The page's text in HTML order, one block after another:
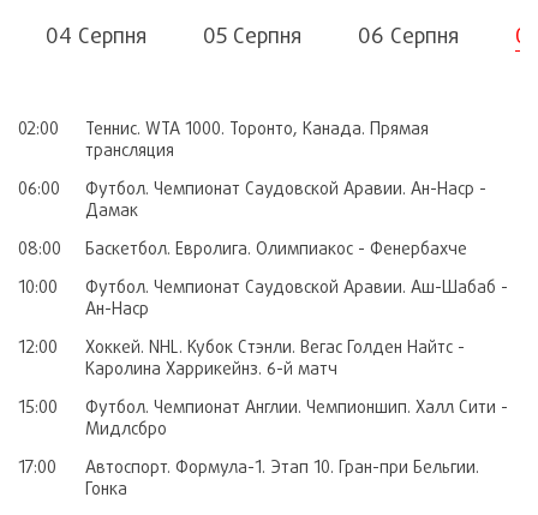
04 Серпня 05 Серпня 06 Серпня
02:00
Теннис. WTA 1000. Торонто, Канада. Прямая
трансляция
06:00
Футбол. Чемпионат Саудовской Аравии. Ан-Наср -
Дамак
08:00
Баскетбол. Евролига. Олимпиакос - Фенербахче
10:00
Футбол. Чемпионат Саудовской Аравии. Аш-Шабаб -
Ан-Наср
12:00
Хоккей. NHL. Кубок Стэнли. Вегас Голден Найтс -
Каролина Харрикейнз. 6-й матч
15:00
Футбол. Чемпионат Англии. Чемпионшип. Халл Сити -
Мидлсбро
17:00
Автоспорт. Формула-1. Этап 10. Гран-при Бельгии.
Гонка